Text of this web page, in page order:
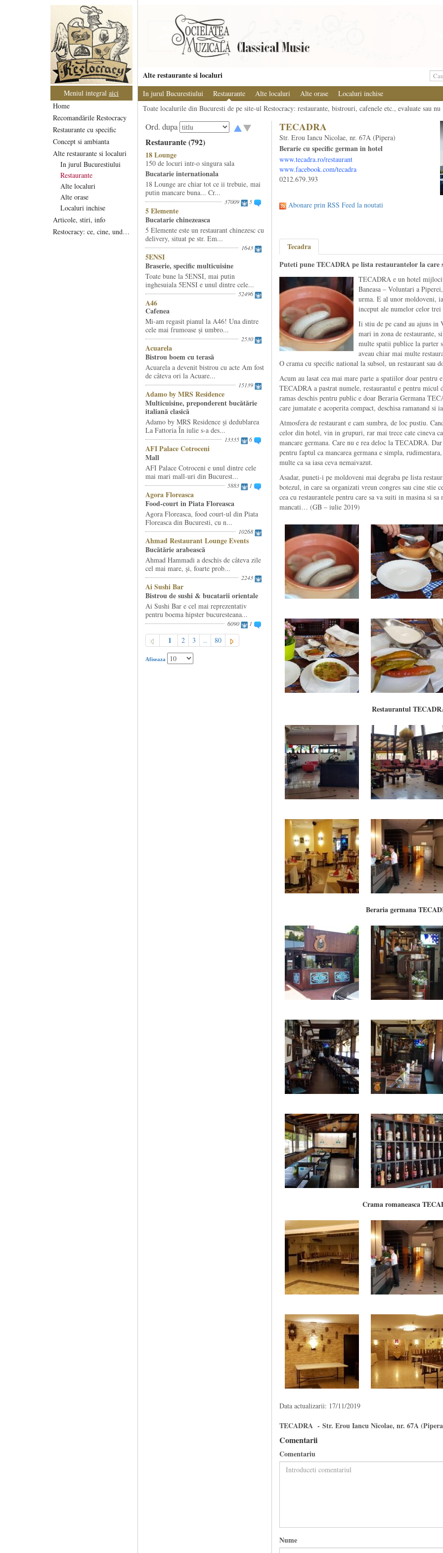
Meniul integralaici
Home
Recomandările Restocracy
Restaurante cu specific
Concept si ambianta
Alte restaurante si localuri
In jurul Bucurestiului
Restaurante
Alte localuri
Alte orase
Localuri inchise
Articole, stiri, info
Restocracy: ce, cine, unde...
Alte restaurante si localuri
In jurul Bucurestiului Restaurante Alte localuri Alte orase
Localuri inchise
Toate localurile din Bucuresti de pe site-ul Restocracy: restaurante, bistrouri, cafenele etc., evaluate sau nu
Ord. dupa
Restaurante (792)
18 Lounge
150 de locuri intr-o singura sala
Bucatarie internationala
18 Lounge are chiar tot ce ii trebuie, mai
putin mancare buna... Cr...
37009 5
5 Elemente
Bucatarie chinezeasca
5 Elemente este un restaurant chinezesc cu
delivery, situat pe str. Em...
1643
5ENSI
Braserie, specific multicuisine
Toate bune la 5ENSI, mai putin
inghesuiala 5ENSI e unul dintre cele...
52496
A46
Cafenea
Mi-am regasit pianul la A46! Una dintre
cele mai frumoase și umbro...
2530
Acuarela
Bistrou boem cu terasă
Acuarela a devenit bistrou cu acte Am fost
de câteva ori la Acuare...
15139
Adamo by MRS Residence
Multicuisine, preponderent bucătărie
italiană clasică
Adamo by MRS Residence și dedublarea
La Fattoria În iulie s-a des...
13335 6
AFI Palace Cotroceni
Mall
AFI Palace Cotroceni e unul dintre cele
mai mari mall-uri din Bucurest...
5883 1
Agora Floreasca
Food-court in Piata Floreasca
Agora Floreasca, food court-ul din Piata
Floreasca din Bucuresti, cu n...
10268
Ahmad Restaurant Lounge Events
Bucătărie arabească
Ahmad Hammadi a deschis de câteva zile
cel mai mare, și, foarte prob...
2243
Ai Sushi Bar
Bistrou de sushi & bucatarii orientale
Ai Sushi Bar e cel mai reprezentativ
pentru boema hipster bucuresteana...
6090 1
1 2 3 .. 80
Afiseaza
TECADRA
Str. Erou Iancu Nicolae, nr. 67A (Pipera)
Berarie cu specific german in hotel
www.tecadra.ro/restaurant
www.facebook.com/tecadra
0212.679.393
Abonare prin RSS Feed la noutati
Tecadra
Puteti pune TECADRA pe lista restaurantelor la care
TECADRA e un hotel
Baneasa – Voluntari a
urma. E al unor moldoveni,
inceput ale numelor celor
Ii stiu de pe cand au ajuns
mari in zona de restaurante,
multe spatii publice la parter
aveau chiar mai multe
O crama cu specific national la subsol, un restaurant sau
Acum au lasat cea mai mare parte a spatiilor doar pentru
TECADRA a pastrat numele, restaurantul e pentru micul
ramas deschis pentru public e doar Beraria Germana
care jumatate e acoperita compact, deschisa ramanand si
Atmosfera de restaurant e cam sumbra, de loc pustiu.
celor din hotel, vin in grupuri, rar mai trece cate cineva
mancare germana. Care nu e rea deloc la TECADRA.
pentru faptul ca mancarea germana e simpla,
multe ca sa iasa ceva nemaivazut.
Asadar, puneti-i pe moldoveni mai degraba pe lista
botezul, in care sa organizati vreun congres sau cine stie
cea cu restaurantele pentru care sa va suiti in masina si
mancati… (GB – iulie 2019)
Restaurantul
Beraria germana
Crama romaneasca
Data actualizarii: 17/11/2019
TECADRA - Str. Erou Iancu Nicolae, nr. 67A
Comentarii
Comentariu
Nume